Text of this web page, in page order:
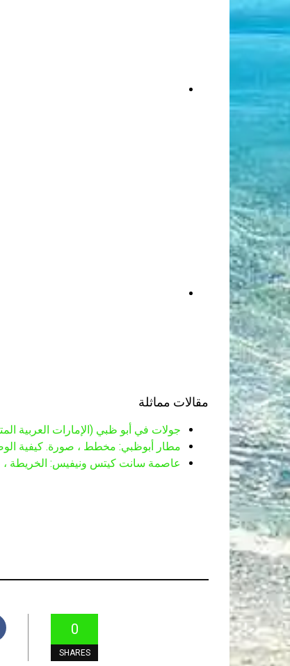
مقالات مماثلة
جولات في أبو ظبي (الإمارات العربية
مطار أبوظبي: مخطط ، صورة. كيفية
عاصمة سانت كيتس ونيفيس: الخريطة
0
SHARES